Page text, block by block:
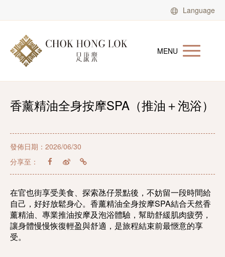
Language
MENU
香薰精油全身按摩SPA（推油＋泡浴）
發佈日期：2026/06/30
分享至：
在官也街享受美食、探索氹仔景點後，不妨留一段時間給
自己，好好放鬆身心。香薰精油全身按摩SPA結合天然香
薰精油、專業推油按摩及泡浴體驗，幫助舒緩肌肉疲勞，
讓身體慢慢恢復輕盈與舒適，是旅程結束前最愜意的享
受。